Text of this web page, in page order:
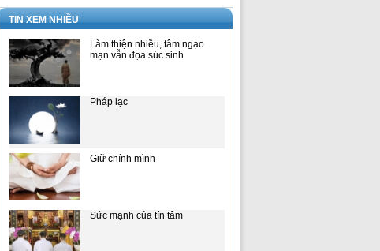
TIN XEM NHIỀU
Làm thiện nhiều, tâm ngạo
mạn vẫn đọa súc sinh
Pháp lạc
Giữ chính mình
Sức mạnh của tín tâm